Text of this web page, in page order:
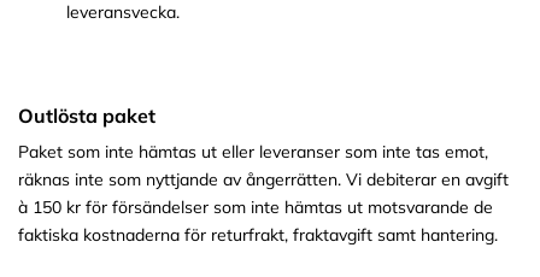
leveransvecka.
Outlösta paket
Paket som inte hämtas ut eller leveranser som inte tas emot,
räknas inte som nyttjande av ångerrätten. Vi debiterar en avgift
à 150 kr för försändelser som inte hämtas ut motsvarande de
faktiska kostnaderna för returfrakt, fraktavgift samt hantering.